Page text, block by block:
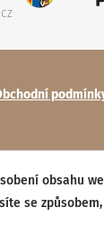
obsahu
se